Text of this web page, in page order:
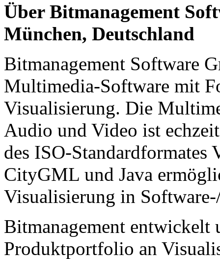
Über Bitmanagement
München, Deutschland
Bitmanagement Software
Multimedia-Software mit
Visualisierung. Die
Audio und Video ist
des ISO-
CityGML und Java
Visualisierung in
Bitmanagement entwickelt
Produktportfolio an